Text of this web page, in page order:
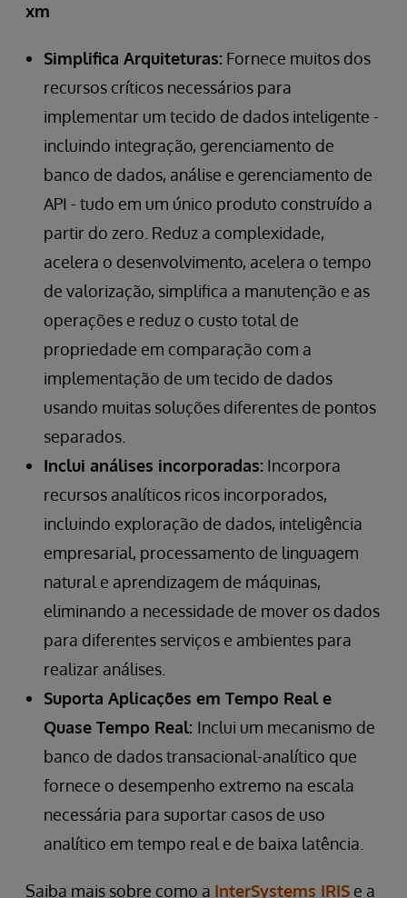
xm
Simplifica Arquiteturas: Fornece muitos dos
recursos críticos necessários para
implementar um tecido de dados inteligente -
incluindo integração, gerenciamento de
banco de dados, análise e gerenciamento de
API - tudo em um único produto construído a
partir do zero. Reduz a complexidade,
acelera o desenvolvimento, acelera o tempo
de valorização, simplifica a manutenção e as
operações e reduz o custo total de
propriedade em comparação com a
implementação de um tecido de dados
usando muitas soluções diferentes de pontos
separados.
Inclui análises incorporadas: Incorpora
recursos analíticos ricos incorporados,
incluindo exploração de dados, inteligência
empresarial, processamento de linguagem
natural e aprendizagem de máquinas,
eliminando a necessidade de mover os dados
para diferentes serviços e ambientes para
realizar análises.
Suporta Aplicações em Tempo Real e
Quase Tempo Real: Inclui um mecanismo de
banco de dados transacional-analítico que
fornece o desempenho extremo na escala
necessária para suportar casos de uso
analítico em tempo real e de baixa latência.
Saiba mais sobre como a InterSystems IRIS e a